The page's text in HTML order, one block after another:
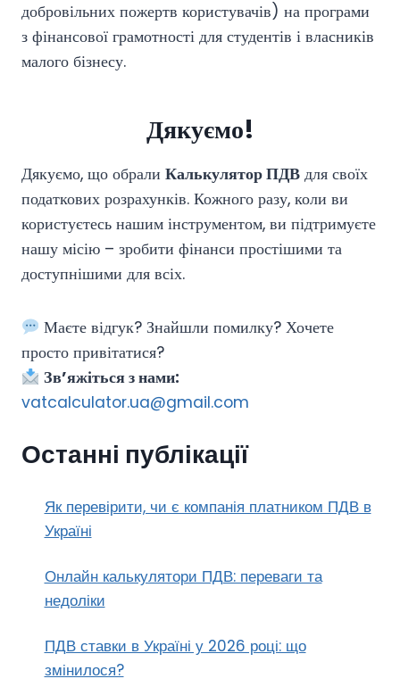
добровільних пожертв користувачів) на програми
з фінансової грамотності для студентів і власників
малого бізнесу.
Дякуємо!
Дякуємо, що обрали Калькулятор ПДВ для своїх
податкових розрахунків. Кожного разу, коли ви
користуєтесь нашим інструментом, ви підтримуєте
нашу місію – зробити фінанси простішими та
доступнішими для всіх.
Маєте відгук? Знайшли помилку? Хочете
просто привітатися?
Зв’яжіться з нами:
vatcalculator.ua@gmail.com
Останні публікації
Як перевірити, чи є компанія платником ПДВ в
Україні
Онлайн калькулятори ПДВ: переваги та
недоліки
ПДВ ставки в Україні у 2026 році: що
змінилося?